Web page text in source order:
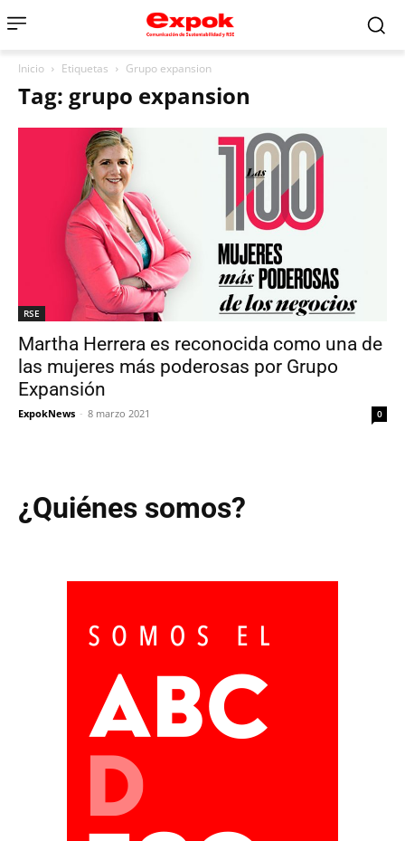
Inicio Etiquetas Grupo expansion
Tag: grupo expansion
RSE
Martha Herrera es reconocida como una de
las mujeres más poderosas por Grupo
Expansión
ExpokNews - 8 marzo 2021 0
¿Quiénes somos?